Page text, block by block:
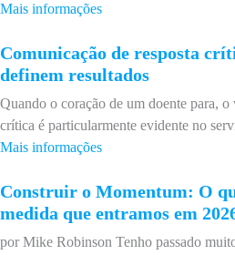
Mais informações
Comunicação de resposta
definem resultados
Quando o coração de um doente para, o
crítica é particularmente evidente no
Mais informações
Construir o Momentum: O
medida que entramos em
por Mike Robinson Tenho passado